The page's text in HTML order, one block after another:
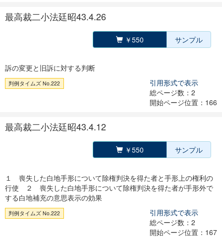
最高裁二小法廷昭43.4.26
￥550 サンプル
訴の変更と旧訴に対する判断
判例タイムズ No.222
引用形式で表示
総ページ数：2
開始ページ位置：166
最高裁二小法廷昭43.4.12
￥550 サンプル
１ 喪失した白地手形について除権判決を得た者と手形上の権利の
行使 ２ 喪失した白地手形について除権判決を得た者が手形外で
する白地補充の意思表示の効果
判例タイムズ No.222
引用形式で表示
総ページ数：2
開始ページ位置：167